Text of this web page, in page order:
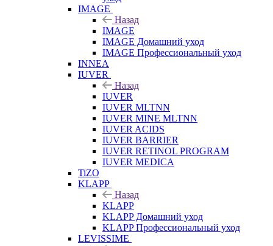
IMAGE
Назад
IMAGE
IMAGE Домашний уход
IMAGE Профессиональный уход
INNEA
IUVER
Назад
IUVER
IUVER MLTNN
IUVER MINE MLTNN
IUVER ACIDS
IUVER BARRIER
IUVER RETINOL PROGRAM
IUVER MEDICA
TiZO
KLAPP
Назад
KLAPP
KLAPP Домашний уход
KLAPP Профессиональный уход
LEVISSIME